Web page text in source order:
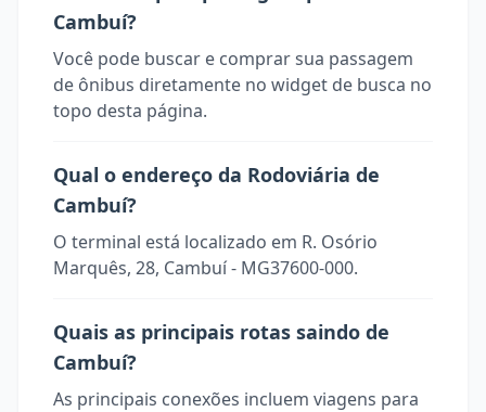
Cambuí?
Você pode buscar e comprar sua passagem
de ônibus diretamente no widget de busca no
topo desta página.
Qual o endereço da Rodoviária de
Cambuí?
O terminal está localizado em R. Osório
Marquês, 28, Cambuí - MG37600-000.
Quais as principais rotas saindo de
Cambuí?
As principais conexões incluem viagens para